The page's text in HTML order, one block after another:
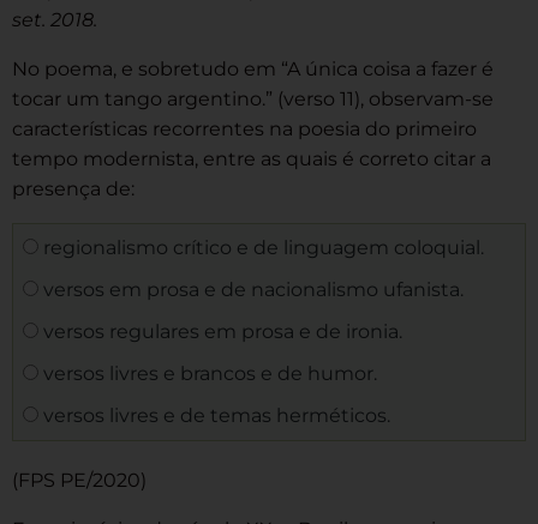
set. 2018.
No poema, e sobretudo em “A única coisa a fazer é
tocar um tango argentino.” (verso 11), observam-se
características recorrentes na poesia do primeiro
tempo modernista, entre as quais é correto citar a
presença de:
regionalismo crítico e de linguagem coloquial.
versos em prosa e de nacionalismo ufanista.
versos regulares em prosa e de ironia.
versos livres e brancos e de humor.
versos livres e de temas herméticos.
(FPS PE/2020)